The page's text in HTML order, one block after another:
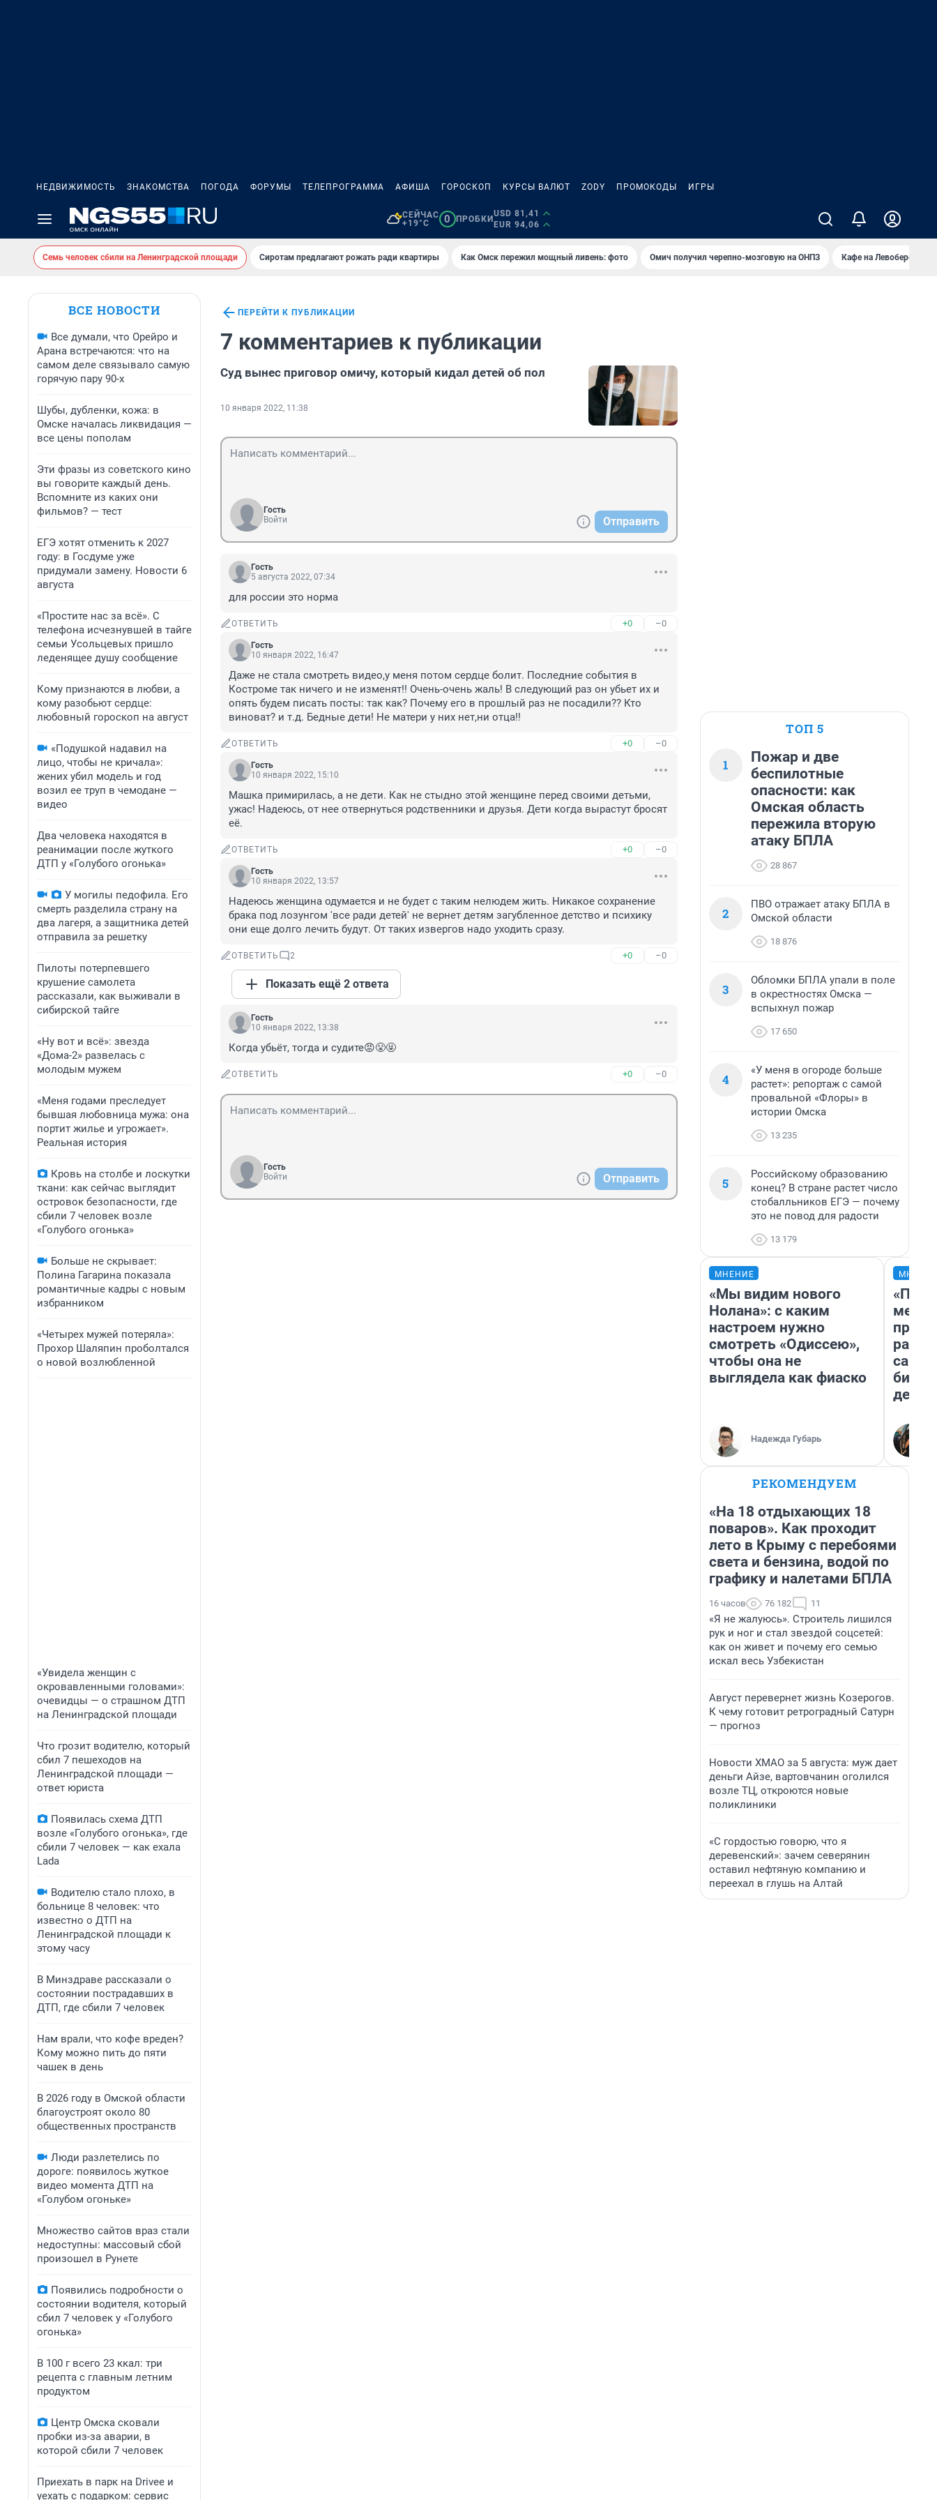
НЕДВИЖИМОСТЬ ЗНАКОМСТВА ПОГОДА ФОРУМЫ ТЕЛЕПРОГРАММА АФИША ГОРОСКОП КУРСЫ ВАЛЮТ ZODY ПРОМОКОДЫ ИГРЫ
СЕЙЧАС
+19°C
0 ПРОБКИ
USD 81,41
EUR 94,06
Семь человек сбили на Ленинградской площади Сиротам предлагают рожать ради квартиры Как Омск пережил мощный ливень: фото Омич получил черепно-мозговую на ОНПЗ Кафе на Левобережье
ВСЕ НОВОСТИ
Все думали, что Орейро и
Арана встречаются: что на
самом деле связывало самую
горячую пару 90-х
Шубы, дубленки, кожа: в
Омске началась ликвидация —
все цены пополам
Эти фразы из советского кино
вы говорите каждый день.
Вспомните из каких они
фильмов? — тест
ЕГЭ хотят отменить к 2027
году: в Госдуме уже
придумали замену. Новости 6
августа
«Простите нас за всё». С
телефона исчезнувшей в тайге
семьи Усольцевых пришло
леденящее душу сообщение
Кому признаются в любви, а
кому разобьют сердце:
любовный гороскоп на август
«Подушкой надавил на
лицо, чтобы не кричала»:
жених убил модель и год
возил ее труп в чемодане —
видео
Два человека находятся в
реанимации после жуткого
ДТП у «Голубого огонька»
У могилы педофила. Его
смерть разделила страну на
два лагеря, а защитника детей
отправила за решетку
Пилоты потерпевшего
крушение самолета
рассказали, как выживали в
сибирской тайге
«Ну вот и всё»: звезда
«Дома-2» развелась с
молодым мужем
«Меня годами преследует
бывшая любовница мужа: она
портит жилье и угрожает».
Реальная история
Кровь на столбе и лоскутки
ткани: как сейчас выглядит
островок безопасности, где
сбили 7 человек возле
«Голубого огонька»
Больше не скрывает:
Полина Гагарина показала
романтичные кадры с новым
избранником
«Четырех мужей потеряла»:
Прохор Шаляпин проболтался
о новой возлюбленной
«Увидела женщин с
окровавленными головами»:
очевидцы — о страшном ДТП
на Ленинградской площади
Что грозит водителю, который
сбил 7 пешеходов на
Ленинградской площади —
ответ юриста
Появилась схема ДТП
возле «Голубого огонька», где
сбили 7 человек — как ехала
Lada
Водителю стало плохо, в
больнице 8 человек: что
известно о ДТП на
Ленинградской площади к
этому часу
В Минздраве рассказали о
состоянии пострадавших в
ДТП, где сбили 7 человек
Нам врали, что кофе вреден?
Кому можно пить до пяти
чашек в день
В 2026 году в Омской области
благоустроят около 80
общественных пространств
Люди разлетелись по
дороге: появилось жуткое
видео момента ДТП на
«Голубом огоньке»
Множество сайтов враз стали
недоступны: массовый сбой
произошел в Рунете
Появились подробности о
состоянии водителя, который
сбил 7 человек у «Голубого
огонька»
В 100 г всего 23 ккал: три
рецепта с главным летним
продуктом
Центр Омска сковали
пробки из-за аварии, в
которой сбили 7 человек
Приехать в парк на Drivee и
уехать с подарком: сервис
ПЕРЕЙТИ К ПУБЛИКАЦИИ
7 комментариев к публикации
Суд вынес приговор омичу, который кидал детей об пол
10 января 2022, 11:38
Гость
Войти
Отправить
Гость
5 августа 2022, 07:34
для россии это норма
ОТВЕТИТЬ +0 –0
Гость
10 января 2022, 16:47
Даже не стала смотреть видео,у меня потом сердце болит. Последние события в
Костроме так ничего и не изменят!! Очень-очень жаль! В следующий раз он убьет их и
опять будем писать посты: так как? Почему его в прошлый раз не посадили?? Кто
виноват? и т.д. Бедные дети! Не матери у них нет,ни отца!!
ОТВЕТИТЬ +0 –0
Гость
10 января 2022, 15:10
Машка примирилась, а не дети. Как не стыдно этой женщине перед своими детьми,
ужас! Надеюсь, от нее отвернуться родственники и друзья. Дети когда вырастут бросят
её.
ОТВЕТИТЬ +0 –0
Гость
10 января 2022, 13:57
Надеюсь женщина одумается и не будет с таким нелюдем жить. Никакое сохранение
брака под лозунгом 'все ради детей' не вернет детям загубленное детство и психику
они еще долго лечить будут. От таких извергов надо уходить сразу.
ОТВЕТИТЬ 2 +0 –0
Показать ещё 2 ответа
Гость
10 января 2022, 13:38
Когда убьёт, тогда и судите😡😤🤬
ОТВЕТИТЬ +0 –0
Гость
Войти
Отправить
ТОП 5
1
Пожар и две
беспилотные
опасности: как
Омская область
пережила вторую
атаку БПЛА
28 867
2
ПВО отражает атаку БПЛА в
Омской области
18 876
3
Обломки БПЛА упали в поле
в окрестностях Омска —
вспыхнул пожар
17 650
4
«У меня в огороде больше
растет»: репортаж с самой
провальной «Флоры» в
истории Омска
13 235
5
Российскому образованию
конец? В стране растет число
стобалльников ЕГЭ — почему
это не повод для радости
13 179
МНЕНИЕ
«Мы видим нового
Нолана»: с каким
настроем нужно
смотреть «Одиссею»,
чтобы она не
выглядела как фиаско
Надежда Губарь
РЕКОМЕНДУЕМ
«На 18 отдыхающих 18
поваров». Как проходит
лето в Крыму с перебоями
света и бензина, водой по
графику и налетами БПЛА
16 часов 76 182 11
«Я не жалуюсь». Строитель лишился
рук и ног и стал звездой соцсетей:
как он живет и почему его семью
искал весь Узбекистан
Август перевернет жизнь Козерогов.
К чему готовит ретроградный Сатурн
— прогноз
Новости ХМАО за 5 августа: муж дает
деньги Айзе, вартовчанин оголился
возле ТЦ, откроются новые
поликлиники
«С гордостью говорю, что я
деревенский»: зачем северянин
оставил нефтяную компанию и
переехал в глушь на Алтай